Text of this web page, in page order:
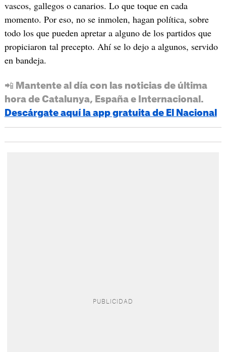
vascos, gallegos o canarios. Lo que toque en cada
momento. Por eso, no se inmolen, hagan política, sobre
todo los que pueden apretar a alguno de los partidos que
propiciaron tal precepto. Ahí se lo dejo a algunos, servido
en bandeja.
📲 Mantente al día con las noticias de última
hora de Catalunya, España e Internacional.
Descárgate aquí la app gratuita de El Nacional